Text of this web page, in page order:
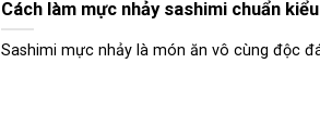
Cách làm mực nhảy sashimi chuẩn
Sashimi mực nhảy là món ăn vô cùng độc